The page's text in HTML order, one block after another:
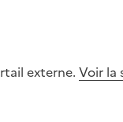
externe. Voir la